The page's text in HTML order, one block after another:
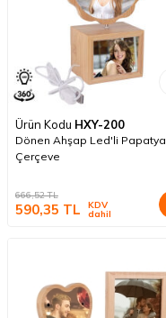
Ürün Kodu HXY-200
Dönen Ahşap Led'li Papatya
Çerçeve
666,52TL
590,35 TL KDV
dahil